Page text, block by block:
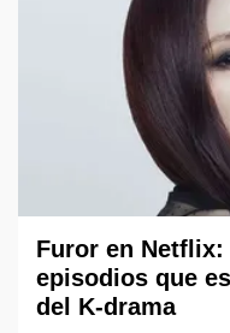
Furor en Netflix:
episodios que
del K-drama